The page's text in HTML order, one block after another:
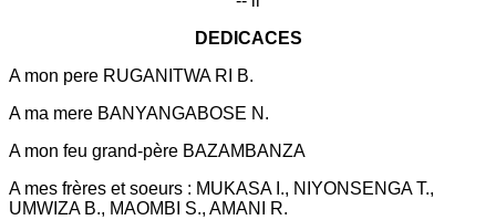
DEDICACES
A mon pere RUGANITWA RI B.
A ma mere BANYANGABOSE N.
A mon feu grand-père BAZAMBANZA
A mes frères et soeurs : MUKASA I., NIYONSENGA T.,
UMWIZA B., MAOMBI S., AMANI R.